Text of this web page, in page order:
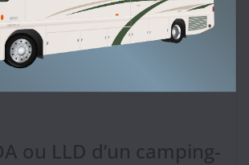
ou LLD d’un camping-